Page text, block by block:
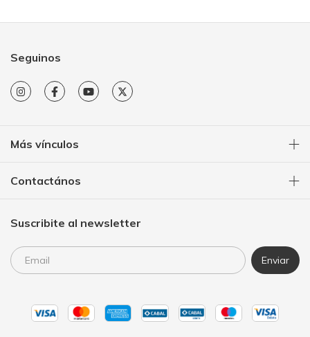
Seguinos
Más vínculos
Contactános
Suscribite al newsletter